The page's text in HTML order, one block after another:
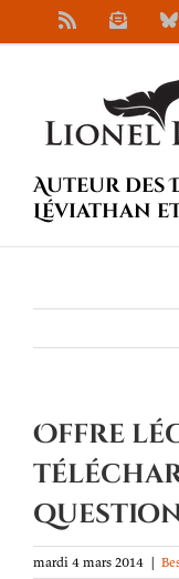
au
Auteur des
Léviathan
Offre
mardi 4 mars 2014 |